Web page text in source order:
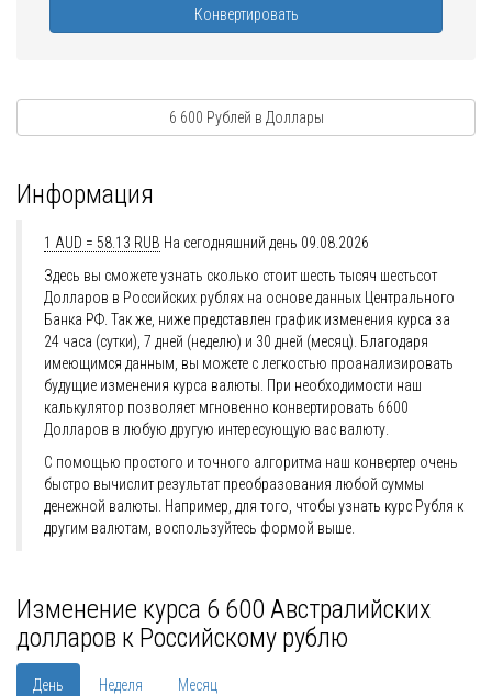
Конвертировать
6 600 Рублей в Доллары
Информация
1 AUD = 58.13 RUB На сегодняшний день 09.08.2026
Здесь вы сможете узнать сколько стоит шесть тысяч шестьсот
Долларов в Российских рублях на основе данных Центрального
Банка РФ. Так же, ниже представлен график изменения курса за
24 часа (сутки), 7 дней (неделю) и 30 дней (месяц). Благодаря
имеющимся данным, вы можете с легкостью проанализировать
будущие изменения курса валюты. При необходимости наш
калькулятор позволяет мгновенно конвертировать 6600
Долларов в любую другую интересующую вас валюту.
С помощью простого и точного алгоритма наш конвертер очень
быстро вычислит результат преобразования любой суммы
денежной валюты. Например, для того, чтобы узнать курс Рубля к
другим валютам, воспользуйтесь формой выше.
Изменение курса 6 600 Австралийских
долларов к Российскому рублю
День Неделя Месяц